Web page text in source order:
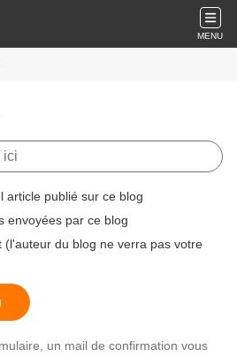
MENU
article publié sur ce blog
envoyées par ce blog
(l'auteur du blog ne verra pas votre
un mail de confirmation vous